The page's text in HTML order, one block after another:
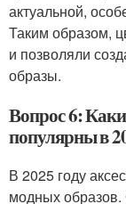
актуальной,
Таким образом,
и позволяли
образы.
Вопрос 6:
популярны в
В 2025 году
модных